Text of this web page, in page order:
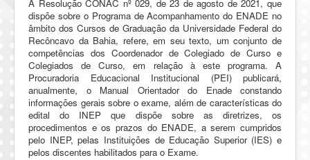
A Resolução CONAC nº 029, de 23 de agosto de 2021, que
dispõe sobre o Programa de Acompanhamento do ENADE no
âmbito dos Cursos de Graduação da Universidade Federal do
Recôncavo da Bahia, refere, em seu texto, um conjunto de
competências dos Coordenador de Colegiado de Curso e
Colegiados de Curso, em relação à este programa. A
Procuradoria Educacional Institucional (PEI) publicará,
anualmente, o Manual Orientador do Enade constando
informações gerais sobre o exame, além de características do
edital do INEP que dispõe sobre as diretrizes, os
procedimentos e os prazos do ENADE, a serem cumpridos
pelo INEP, pelas Instituições de Educação Superior (IES) e
pelos discentes habilitados para o Exame.